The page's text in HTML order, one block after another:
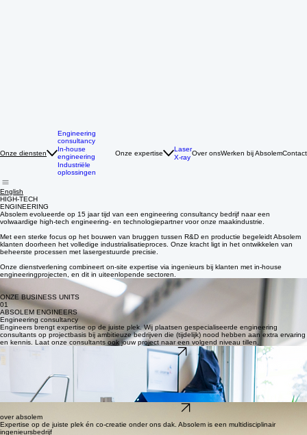
Engineering
consultancy
engineering
Industriële
oplossingen
X-ray
English
HIGH-TECH
ENGINEERING
Absolem evolueerde op 15 jaar tijd van een engineering consultancy bedrijf naar een
volwaardige high-tech engineering- en technologiepartner voor onze maakindustrie.
Met een sterke focus op het bouwen van bruggen tussen R&D en productie begeleidt Absolem
klanten doorheen het volledige industrialisatieproces. Onze kracht ligt in het ontwikkelen van
beheerste processen met lasergestuurde precisie.
Onze dienstverlening combineert on-site expertise via ingenieurs bij klanten met in-house
engineeringprojecten, en dit in uiteenlopende sectoren.
ONZE BUSINESS UNITS
ABSOLEM ENGINEERS
Engineering consultancy
Engineers brengt expertise op de juiste plek. Wij plaatsen gespecialiseerde engineering
consultants op projectbasis bij ambitieuze bedrijven die (tijdelijk) nood hebben aan extra ervaring
en kennis. Laat onze consultants ook jouw project naar een volgend niveau tillen.